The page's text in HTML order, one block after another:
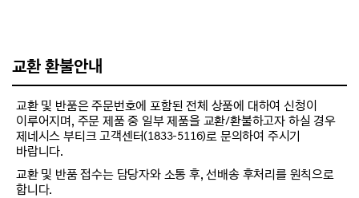
교환 환불안내
교환 및 반품은 주문번호에 포함된 전체 상품에 대하여 신청이
이루어지며, 주문 제품 중 일부 제품을 교환/환불하고자 하실 경우
제네시스 부티크 고객센터(1833-5116)로 문의하여 주시기
바랍니다.
교환 및 반품 접수는 담당자와 소통 후, 선배송 후처리를 원칙으로
합니다.